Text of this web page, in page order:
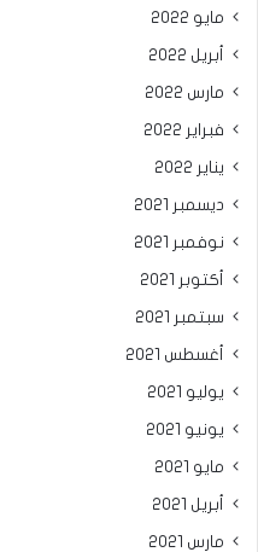
مايو 2022
أبريل 2022
مارس 2022
فبراير 2022
يناير 2022
ديسمبر 2021
نوفمبر 2021
أكتوبر 2021
سبتمبر 2021
أغسطس 2021
يوليو 2021
يونيو 2021
مايو 2021
أبريل 2021
مارس 2021